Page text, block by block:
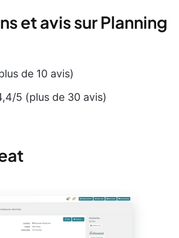
et avis sur Planning
de 10 avis)
5 (plus de 30 avis)